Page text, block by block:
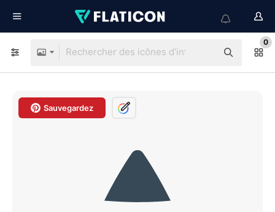
0
Sauvegardez